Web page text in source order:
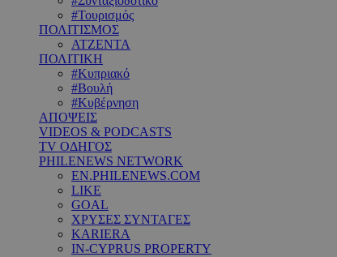
#Τουρισμός
ΠΟΛΙΤΙΣΜΟΣ
ΑΤΖΕΝΤΑ
ΠΟΛΙΤΙΚΗ
#Κυπριακό
#Βουλή
#Κυβέρνηση
ΑΠΟΨΕΙΣ
VIDEOS & PODCASTS
TV ΟΔΗΓΟΣ
PHILENEWS NETWORK
EN.PHILENEWS.COM
LIKE
GOAL
ΧΡΥΣΕΣ ΣΥΝΤΑΓΕΣ
KARIERA
IN-CYPRUS PROPERTY